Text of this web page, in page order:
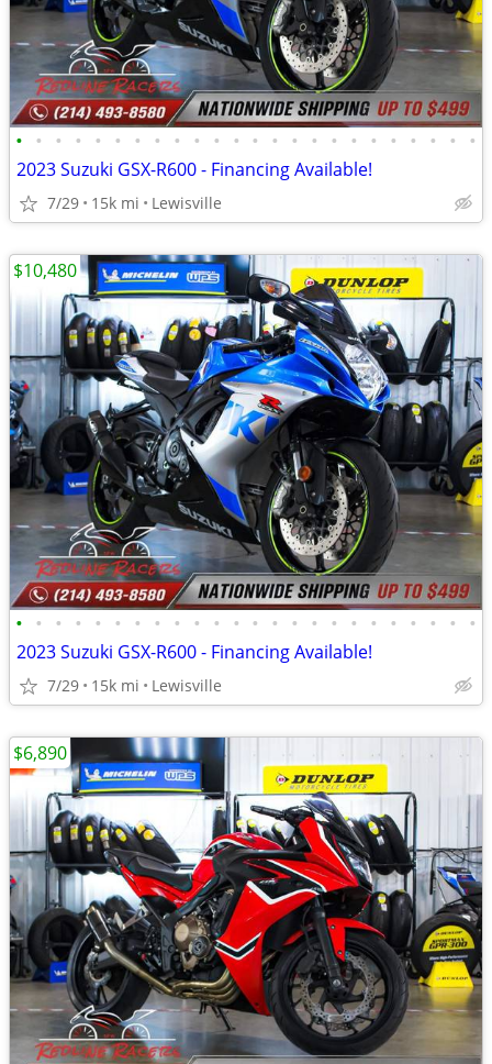
• • • • • • • • • • • • • • • • • • • • • • • •
2023 Suzuki GSX-R600 - Financing Available!
7/29 15k mi Lewisville
• • • • • • • • • • • • • • • • • • • • • • • •
2023 Suzuki GSX-R600 - Financing Available!
7/29 15k mi Lewisville
$10,480
$6,890